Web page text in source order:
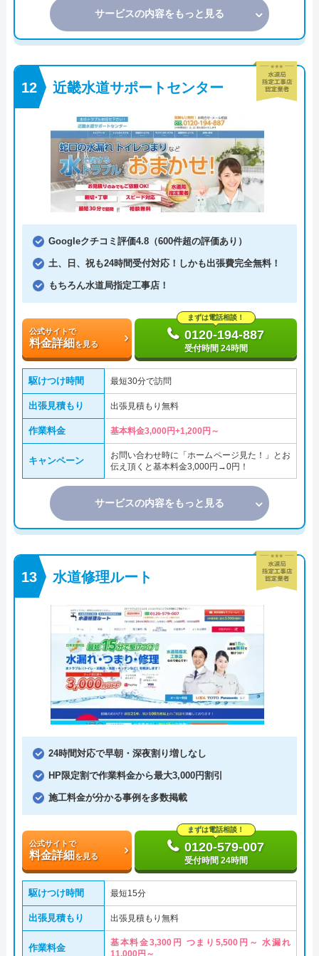
サービスの内容をもっと見る
近畿水道サポートセンター
Googleクチコミ評価4.8（600件超の評価あり）
土、日、祝も24時間受付対応！しかも出張費完全無料！
もちろん水道局指定工事店！
公式サイトで
料金詳細を見る
まずは電話相談！
0120-194-887
受付時間 24時間
駆けつけ時間 最短30分で訪問
出張見積もり 出張見積もり無料
作業料金 基本料金3,000円+1,200円～
キャンペーン
お問い合わせ時に「ホームページ見た！」とお
伝え頂くと基本料金3,000円→0円！
サービスの内容をもっと見る
水道修理ルート
24時間対応で早朝・深夜割り増しなし
HP限定割で作業料金から最大3,000円割引
施工料金が分かる事例を多数掲載
公式サイトで
料金詳細を見る
まずは電話相談！
0120-579-007
受付時間 24時間
駆けつけ時間 最短15分
出張見積もり 出張見積もり無料
作業料金
基本料金3,300円 つまり5,500円～ 水漏れ
11,000円～